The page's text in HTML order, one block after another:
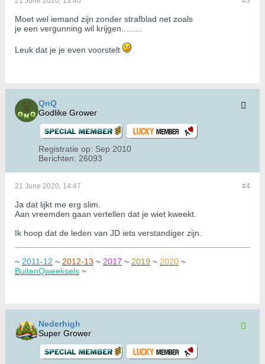
Moet wel iemand zijn zonder strafblad net zoals
je een vergunning wil krijgen.........
Leuk dat je je even voorstelt
QnQ
Godlike Grower
Registratie op: Sep 2010
Berichten: 26093
#4
21 June 2020, 14:47
Ja dat lijkt me erg slim.
Aan vreemden gaan vertellen dat je wiet kweekt.
Ik hoop dat de leden van JD iets verstandiger zijn.
~ 2011-12 ~ 2012-13 ~ 2017 ~ 2019 ~ 2020 ~
BuitenQweeksels ~
Nederhigh
Super Grower